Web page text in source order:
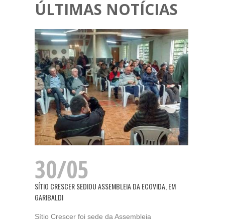
ÚLTIMAS NOTÍCIAS
30/05
SÍTIO CRESCER SEDIOU ASSEMBLEIA DA ECOVIDA, EM
GARIBALDI
Sítio Crescer foi sede da Assembleia